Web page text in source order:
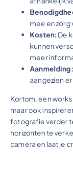
mee en
Kosten: De
kunnen
meer
Aanmelding:
aangezien
Kortom, een
maar ook
fotografie verder
horizonten te
camera en laat je